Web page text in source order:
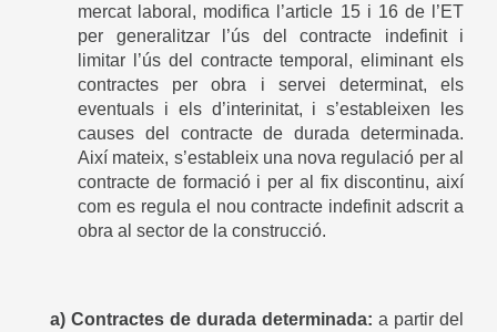
mercat laboral, modifica l’article 15 i 16 de l’ET
per generalitzar l’ús del contracte indefinit i
limitar l’ús del contracte temporal, eliminant els
contractes per obra i servei determinat, els
eventuals i els d’interinitat, i s’estableixen les
causes del contracte de durada determinada.
Així mateix, s’estableix una nova regulació per al
contracte de formació i per al fix discontinu, així
com es regula el nou contracte indefinit adscrit a
obra al sector de la construcció.
a) Contractes de durada determinada: a partir del